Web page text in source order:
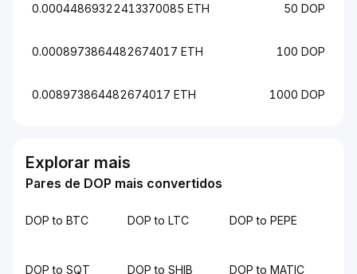
0.00044869322413370085 ETH 50 DOP
0.0008973864482674017 ETH 100 DOP
0.008973864482674017 ETH 1000 DOP
Explorar mais
Pares de DOP mais convertidos
DOP to BTC DOP to LTC DOP to PEPE
DOP to SQT DOP to SHIB DOP to MATIC